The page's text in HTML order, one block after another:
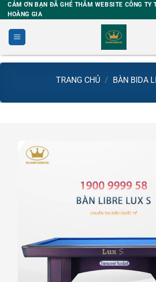
Skip
to
content
CẢM ƠN BẠN ĐÃ GHÉ THĂM WEBSITE CÔNG TY
HOÀNG GIA
TRANG CHỦ / BÀN BIDA